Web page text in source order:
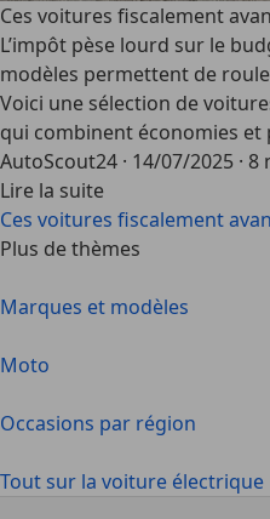
Ces voitures fiscalement
L’impôt pèse lourd sur le
modèles permettent de
Voici une sélection de
qui combinent économies et
AutoScout24 · 14/07/2025 · 8
Lire la suite
Ces voitures fiscalement
Plus de thèmes
Marques et modèles
Moto
Occasions par région
Tout sur la voiture électrique